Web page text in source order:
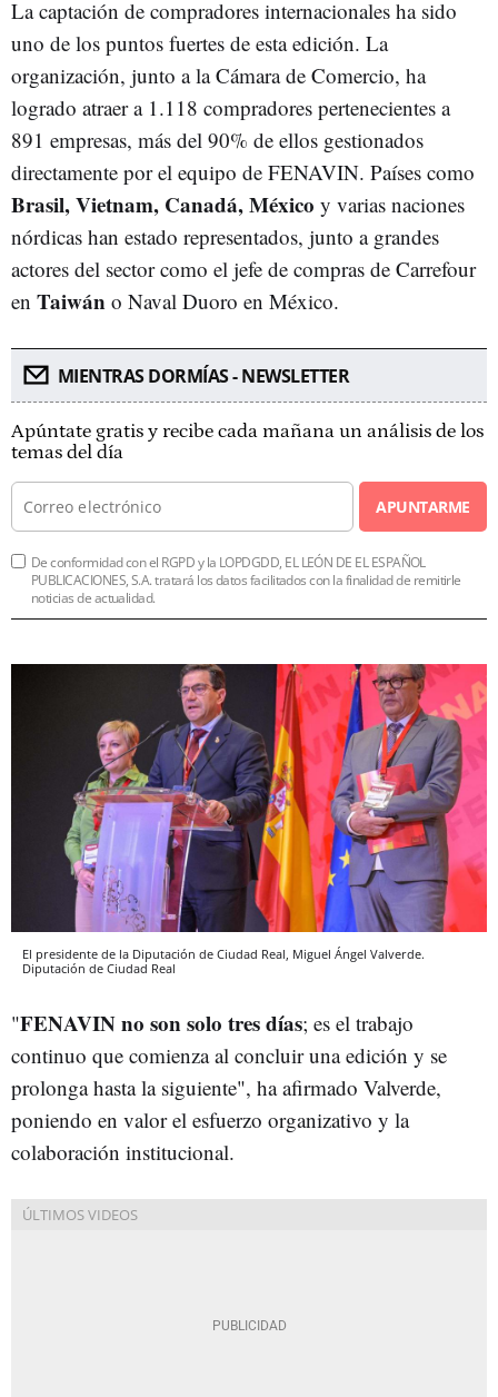
La captación de compradores internacionales ha sido
uno de los puntos fuertes de esta edición. La
organización, junto a la Cámara de Comercio, ha
logrado atraer a 1.118 compradores pertenecientes a
891 empresas, más del 90% de ellos gestionados
directamente por el equipo de FENAVIN. Países como
Brasil, Vietnam, Canadá, México y varias naciones
nórdicas han estado representados, junto a grandes
actores del sector como el jefe de compras de Carrefour
en Taiwán o Naval Duoro en México.
MIENTRAS DORMÍAS - NEWSLETTER
Apúntate gratis y recibe cada mañana un análisis de los
temas del día
APUNTARME
De conformidad con el RGPD y la LOPDGDD, EL LEÓN DE EL ESPAÑOL
PUBLICACIONES, S.A. tratará los datos facilitados con la finalidad de remitirle
noticias de actualidad.
El presidente de la Diputación de Ciudad Real, Miguel Ángel Valverde.
Diputación de Ciudad Real
"FENAVIN no son solo tres días; es el trabajo
continuo que comienza al concluir una edición y se
prolonga hasta la siguiente", ha afirmado Valverde,
poniendo en valor el esfuerzo organizativo y la
colaboración institucional.